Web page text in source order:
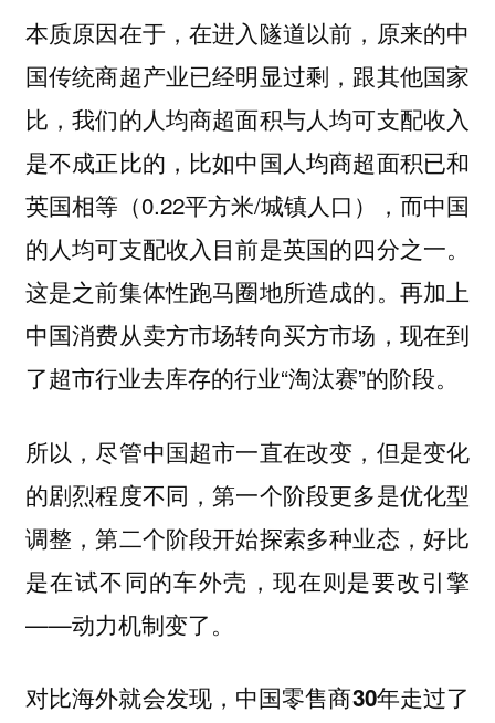
本质原因在于，在进入隧道以前，原来的中
国传统商超产业已经明显过剩，跟其他国家
比，我们的人均商超面积与人均可支配收入
是不成正比的，比如中国人均商超面积已和
英国相等（0.22平方米/城镇人口），而中国
的人均可支配收入目前是英国的四分之一。
这是之前集体性跑马圈地所造成的。再加上
中国消费从卖方市场转向买方市场，现在到
了超市行业去库存的行业“淘汰赛”的阶段。
所以，尽管中国超市一直在改变，但是变化
的剧烈程度不同，第一个阶段更多是优化型
调整，第二个阶段开始探索多种业态，好比
是在试不同的车外壳，现在则是要改引擎
——动力机制变了。
对比海外就会发现， 中国零售商30年走过了